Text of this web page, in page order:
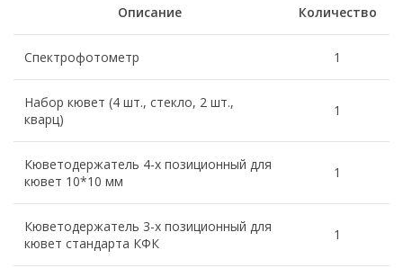
Описание Количество
Спектрофотометр 1
Набор кювет (4 шт., стекло, 2 шт.,
кварц)
1
Кюветодержатель 4-х позиционный для
кювет 10*10 мм
1
Кюветодержатель 3-х позиционный для
кювет стандарта КФК
1